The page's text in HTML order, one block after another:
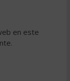
en este